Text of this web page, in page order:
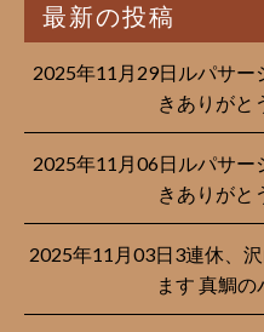
最新の投稿
2025年11月29日ルパサー
きありがと
2025年11月06日ルパサー
きありがと
2025年11月03日3連休、
ます 真鯛